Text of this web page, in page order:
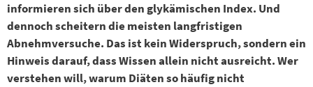
informieren sich über den glykämischen Index. Und
dennoch scheitern die meisten langfristigen
Abnehmversuche. Das ist kein Widerspruch, sondern ein
Hinweis darauf, dass Wissen allein nicht ausreicht. Wer
verstehen will, warum Diäten so häufig nicht